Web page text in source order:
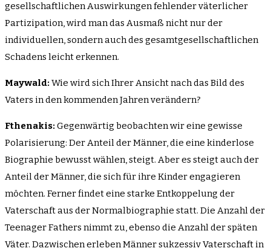
gesellschaftlichen Auswirkungen fehlender väterlicher
Partizipation, wird man das Ausmaß nicht nur der
individuellen, sondern auch des gesamtgesellschaftlichen
Schadens leicht erkennen.
Maywald: Wie wird sich Ihrer Ansicht nach das Bild des
Vaters in den kommenden Jahren verändern?
Fthenakis: Gegenwärtig beobachten wir eine gewisse
Polarisierung: Der Anteil der Männer, die eine kinderlose
Biographie bewusst wählen, steigt. Aber es steigt auch der
Anteil der Männer, die sich für ihre Kinder engagieren
möchten. Ferner findet eine starke Entkoppelung der
Vaterschaft aus der Normalbiographie statt. Die Anzahl der
Teenager Fathers nimmt zu, ebenso die Anzahl der späten
Väter. Dazwischen erleben Männer sukzessiv Vaterschaft in